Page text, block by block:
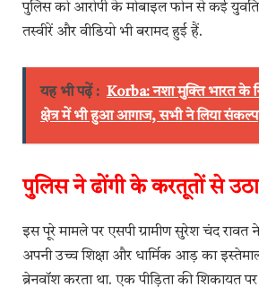
पुलिस को आरोपी के मोबाइल फोन से कई
तस्वीरें और वीडियो भी बरामद हुई हैं.
यह भी पढ़ें : Korba: नशा मुक्ति भारत के
क्षेत्र में भी हुआ आगाज, सभी ने लिया संकल्प
पुलिस ने ढोंगी के करतूतों से
इस पूरे मामले पर एसपी ग्रामीण सुरेश चंद रावत
अपनी उच्च शिक्षा और धार्मिक आड़ का
ब्रेनवॉश करता था. एक पीड़िता की शिकायत